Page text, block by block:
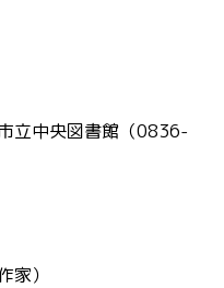
立中央図書館（0836-
）